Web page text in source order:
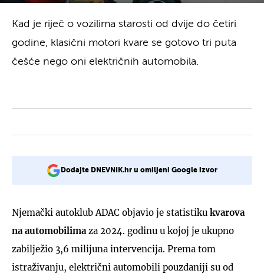
Kad je riječ o vozilima starosti od dvije do četiri
godine, klasični motori kvare se gotovo tri puta
češće nego oni električnih automobila.
Dodajte DNEVNIK.hr u omiljeni Google izvor
Njemački autoklub ADAC objavio je statistiku kvarova
na automobilima za 2024. godinu u kojoj je ukupno
zabilježio 3,6 milijuna intervencija. Prema tom
istraživanju, električni automobili pouzdaniji su od